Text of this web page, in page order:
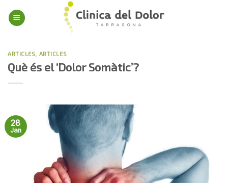
ARTICLES, ARTICLES
Què és el ‘Dolor Somàtic’?
28
Jan